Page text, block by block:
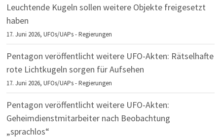
Leuchtende Kugeln sollen weitere Objekte freigesetzt
haben
17. Juni 2026,UFOs/UAPs - Regierungen
Pentagon veröffentlicht weitere UFO-Akten: Rätselhafte
rote Lichtkugeln sorgen für Aufsehen
17. Juni 2026,UFOs/UAPs - Regierungen
Pentagon veröffentlicht weitere UFO-Akten:
Geheimdienstmitarbeiter nach Beobachtung
„sprachlos“